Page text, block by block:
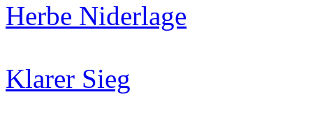
Herbe Niderlage
Klarer Sieg